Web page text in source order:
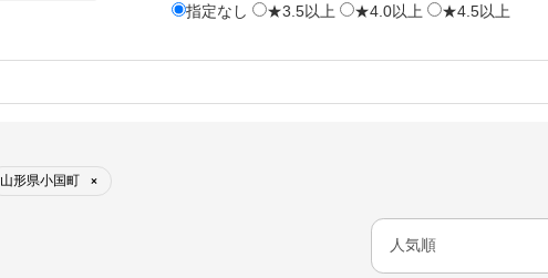
指定なし ★3.5以上 ★4.0以上 ★4.5以上
山形県小国町 ×